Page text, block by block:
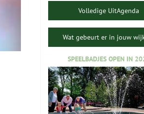
Volledige UitAgenda
Wat gebeurt er in jouw
SPEELBADJES OPEN IN